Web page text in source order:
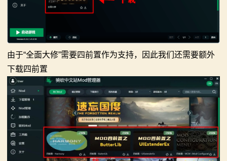
由于“全面大修”需要四前置作为支持，因此我们还需要额外
下载四前置